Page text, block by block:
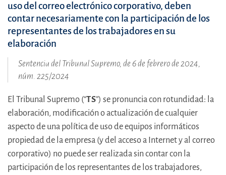
uso del correo electrónico corporativo, deben
contar necesariamente con la participación de los
representantes de los trabajadores en su
elaboración
Sentencia del Tribunal Supremo, de 6 de febrero de 2024,
núm. 225/2024
El Tribunal Supremo (“TS”) se pronuncia con rotundidad: la
elaboración, modificación o actualización de cualquier
aspecto de una política de uso de equipos informáticos
propiedad de la empresa (y del acceso a Internet y al correo
corporativo) no puede ser realizada sin contar con la
participación de los representantes de los trabajadores,